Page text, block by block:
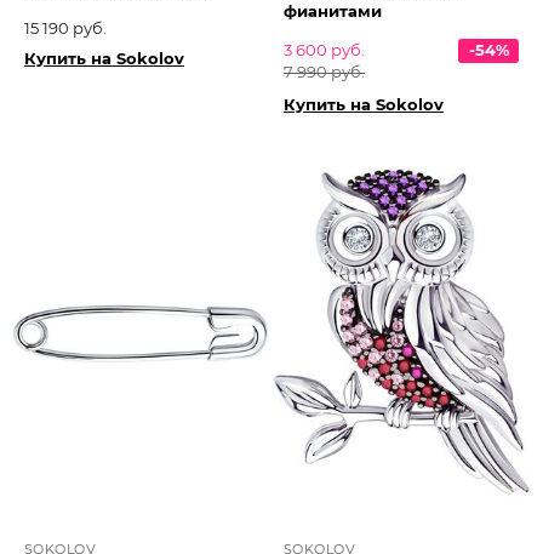
15 190 руб.
Купить на Sokolov
фианитами
3 600 руб.
7 990 руб.
-54%
Купить на Sokolov
SOKOLOV SOKOLOV